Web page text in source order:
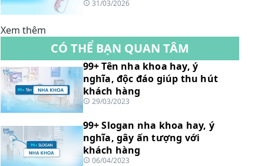
31/03/2026
Xem thêm
CÓ THỂ BẠN QUAN TÂM
99+ Tên nha khoa hay, ý
nghĩa, độc đáo giúp thu hút
khách hàng
29/03/2023
99+ Slogan nha khoa hay, ý
nghĩa, gây ấn tượng với
khách hàng
06/04/2023